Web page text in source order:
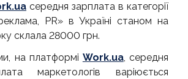
середня зарплата в категорії
PR» в Україні станом на
склала 28000 грн.
на платформі Work.ua, середня
маркетологів варіюється